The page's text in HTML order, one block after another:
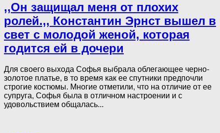
,,Oн защищал меня от плохих
ролей.,, Константин Эрнст вышел в
свет с молодой женой, которая
годится ей в дочери
Для своего выхода Софья выбрала облегающее черно-
золотое платье, в то время как ее спутники предпочли
строгие костюмы. Многие отметили, что на отличие от ее
супруга, Софья была в отличном настроении и с
удовольствием общалась...